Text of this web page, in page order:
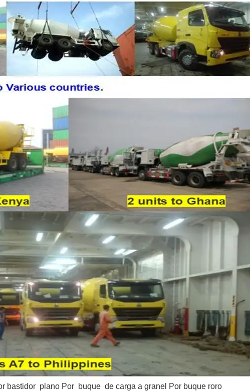
bastidor plano Por buque de carga a granel Por buque roro